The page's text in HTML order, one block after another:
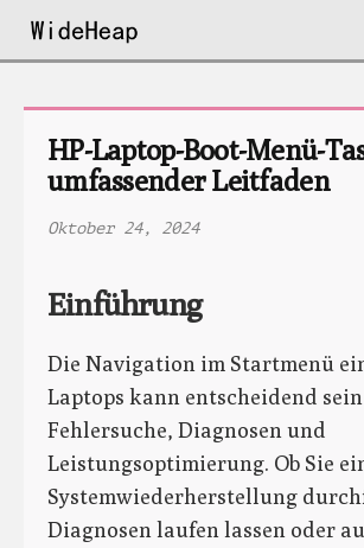
HP-Laptop-Boot-Menü-
umfassender Leitfaden
Oktober 24, 2024
Einführung
Die Navigation im Startmenü
Laptops kann entscheidend
Fehlersuche, Diagnosen und
Leistungsoptimierung. Ob Sie
Systemwiederherstellung
Diagnosen laufen lassen oder